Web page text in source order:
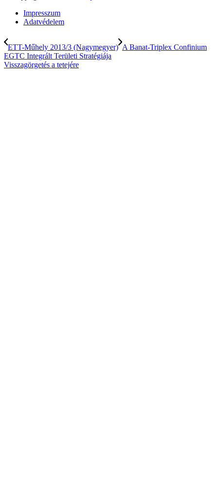
Impresszum
Adatvédelem
ETT-Műhely 2013/3 (Nagymegyer) A Banat-Triplex Confinium
EGTC Integrált Területi Stratégiája
Visszagörgetés a tetejére